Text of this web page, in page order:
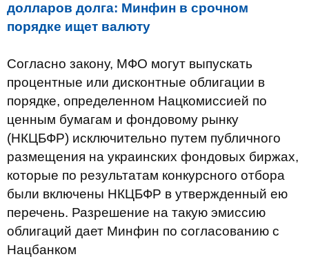
долларов долга: Минфин в срочном
порядке ищет валюту
Согласно закону, МФО могут выпускать
процентные или дисконтные облигации в
порядке, определенном Нацкомиссией по
ценным бумагам и фондовому рынку
(НКЦБФР) исключительно путем публичного
размещения на украинских фондовых биржах,
которые по результатам конкурсного отбора
были включены НКЦБФР в утвержденный ею
перечень. Разрешение на такую эмиссию
облигаций дает Минфин по согласованию с
Нацбанком